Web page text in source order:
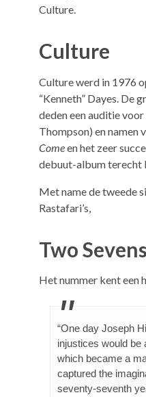
Culture.
Culture
Culture werd in 1976
“Kenneth” Dayes. De
deden een auditie
Thompson) en namen
Comeen het zeer
debuut-album terecht
Met name de tweede
Rastafari’s,
Two
Het nummer kent een
“One day Joseph
injustices would be
which became a
captured the
seventy-seventh